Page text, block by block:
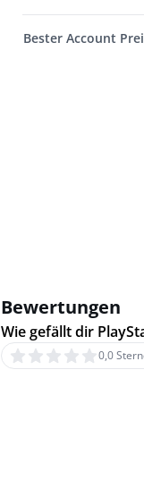
Bester Account
Bewertungen
Wie gefällt dir
0,0